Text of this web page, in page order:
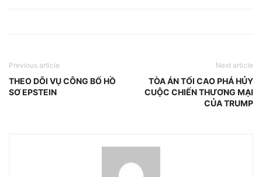
Previous article
THEO DÕI VỤ CÔNG BỐ HỒ
SƠ EPSTEIN
Next article
TÒA ÁN TỐI CAO PHÁ HỦY
CUỘC CHIẾN THƯƠNG MẠI
CỦA TRUMP